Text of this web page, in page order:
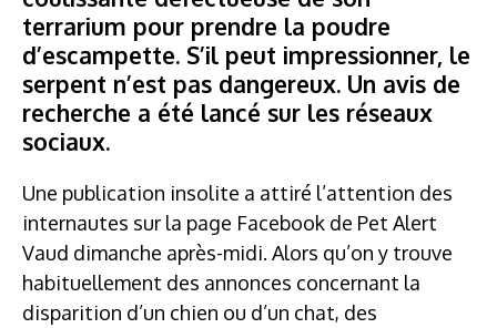
terrarium pour prendre la poudre
d’escampette. S’il peut impressionner, le
serpent n’est pas dangereux. Un avis de
recherche a été lancé sur les réseaux
sociaux.
Une publication insolite a attiré l’attention des
internautes sur la page Facebook de Pet Alert
Vaud dimanche après-midi. Alors qu’on y trouve
habituellement des annonces concernant la
disparition d’un chien ou d’un chat, des